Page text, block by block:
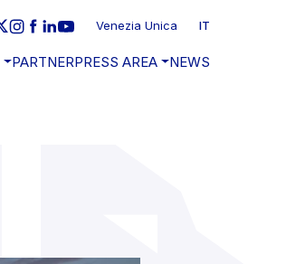
Venezia Unica IT
PARTNERPRESS AREA NEWS